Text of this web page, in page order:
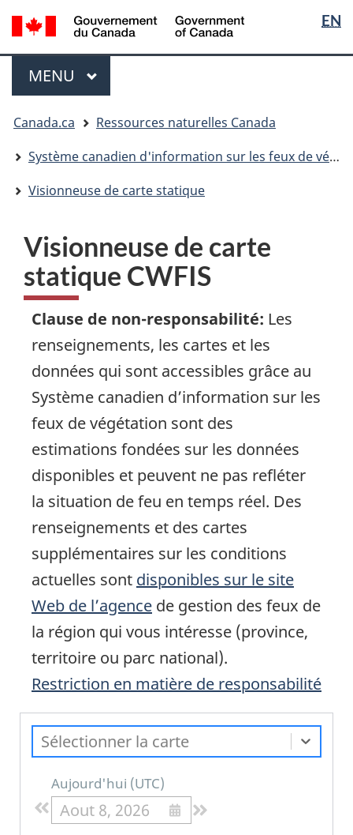
Passer
au
contenu
Passer
à
« Au
Passer
à
la
Sélection
la
EN
/
of
Menu
MENU PRINCIPAL
êtes
ici
Canada.ca
Ressources naturelles Canada
Système canadien d'information sur les feux de végétation
Visionneuse de carte statique
Visionneuse de carte
statique CWFIS
Clause de non-responsabilité: Les
renseignements, les cartes et les
données qui sont accessibles grâce au
Système canadien d’information sur les
feux de végétation sont des
estimations fondées sur les données
disponibles et peuvent ne pas refléter
la situation de feu en temps réel. Des
renseignements et des cartes
supplémentaires sur les conditions
actuelles sont disponibles sur le site
Web de l’agence de gestion des feux de
la région qui vous intéresse (province,
territoire ou parc national).
Restriction en matière de responsabilité
Sélectionner la carte
Aujourd'hui (UTC)
Aout 8, 2026